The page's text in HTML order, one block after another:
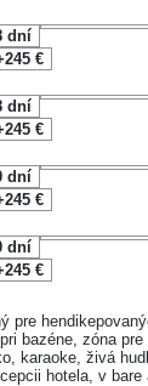
dní
€
dní
€
dní
€
dní
€
pre
bazéne, zóna pre
karaoke, živá
hotela, v bare